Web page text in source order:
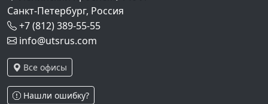
Санкт-Петербург, Россия
+7 (812) 389-55-55
info@utsrus.com
Все офисы
Нашли ошибку?